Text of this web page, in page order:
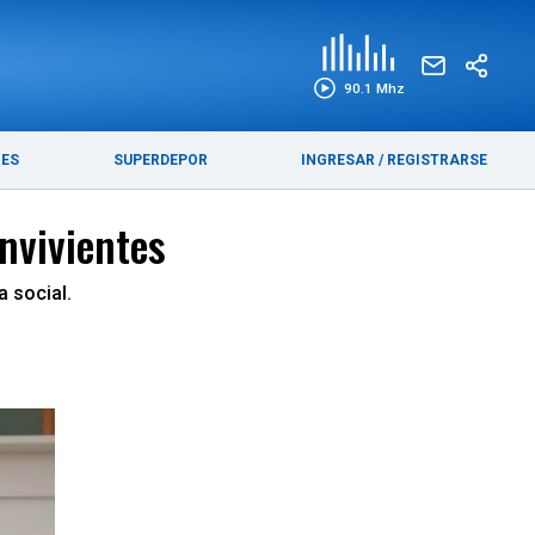
90.1 Mhz
SUPERDEPOR INGRESAR / REGISTRARSE
social.